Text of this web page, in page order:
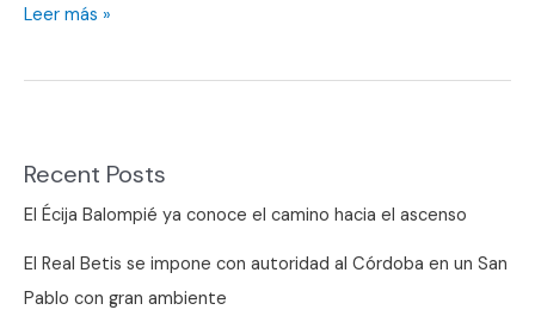
Triunfo
CD
que
le
resolverlo
en
Leer más »
Recent Posts
El Écija Balompié ya conoce el camino hacia el ascenso
El Real Betis se impone con autoridad al Córdoba en un San
Pablo con gran ambiente